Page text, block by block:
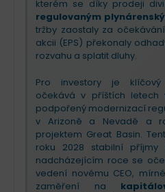
kterém se díky prodeji
regulovaným
tržby zaostaly za
akcii (EPS) překonaly
rozvahu a splatit dluhy.
Pro investory je klíčový
očekává v příštích letech
podpořený modernizací
v Arizoně a Nevadě a
projektem Great Basin.
roku 2028 stabilní příjmy
nadcházejícím roce se
vedení novému CEO,
zaměření na